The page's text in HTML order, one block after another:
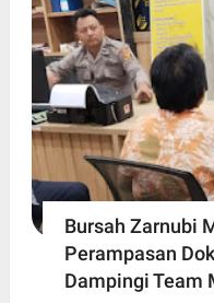
Bursah Zarnubi
Perampasan
Dampingi Team